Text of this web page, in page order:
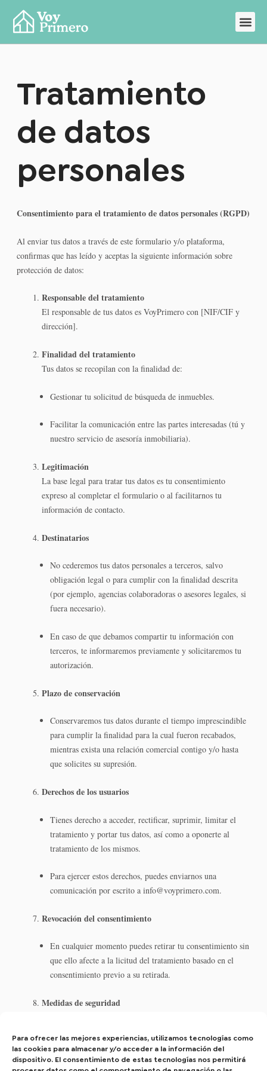
Para ofrecer las mejores experiencias, utilizamos tecnologías como
las cookies para almacenar y/o acceder a la información del
dispositivo. El consentimiento de estas tecnologías nos permitirá
Tratamiento
de datos
personales
Consentimiento para el tratamiento de datos personales (RGPD)
Al enviar tus datos a través de este formulario y/o plataforma,
confirmas que has leído y aceptas la siguiente información sobre
protección de datos:
Responsable del tratamiento
El responsable de tus datos es VoyPrimero con [NIF/CIF y
dirección].
Finalidad del tratamiento
Tus datos se recopilan con la finalidad de:
Gestionar tu solicitud de búsqueda de inmuebles.
Facilitar la comunicación entre las partes interesadas (tú y
nuestro servicio de asesoría inmobiliaria).
Legitimación
La base legal para tratar tus datos es tu consentimiento
expreso al completar el formulario o al facilitarnos tu
información de contacto.
Destinatarios
No cederemos tus datos personales a terceros, salvo
obligación legal o para cumplir con la finalidad descrita
(por ejemplo, agencias colaboradoras o asesores legales, si
fuera necesario).
En caso de que debamos compartir tu información con
terceros, te informaremos previamente y solicitaremos tu
autorización.
Plazo de conservación
Conservaremos tus datos durante el tiempo imprescindible
para cumplir la finalidad para la cual fueron recabados,
mientras exista una relación comercial contigo y/o hasta
que solicites su supresión.
Derechos de los usuarios
Tienes derecho a acceder, rectificar, suprimir, limitar el
tratamiento y portar tus datos, así como a oponerte al
tratamiento de los mismos.
Para ejercer estos derechos, puedes enviarnos una
comunicación por escrito a info@voyprimero.com.
Revocación del consentimiento
En cualquier momento puedes retirar tu consentimiento sin
que ello afecte a la licitud del tratamiento basado en el
consentimiento previo a su retirada.
Medidas de seguridad
proteger tus datos de accesos no autorizados, alteraciones o
pérdidas.